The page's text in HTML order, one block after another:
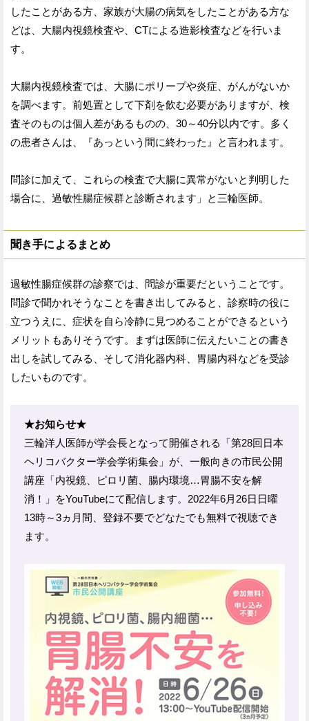
したことがある方、家族が大腸の病気をしたことがある方な
どは、大腸内視鏡検査や、CTによる造影検査などを行いま
す。
大腸内視鏡検査では、大腸にポリープや炎症、がんがないか
を調べます。前処置として下剤を飲む必要がありますが、検
査そのものは個人差があるものの、30～40分以内です。多く
の患者さんは、『あっという間に終わった』と言われます。
問診に加えて、これらの検査で大腸に異常がないと判明した
場合に、過敏性腸症候群と診断されます」と三輪医師。
聞き手によるまとめ
過敏性腸症候群の診察では、問診が重要だということです。
問診で聞かれそうなことを書き出してみると、診察時の役に
立つうえに、症状を自ら冷静に見つめることができるという
メリットもありそうです。まずは医師に伝えたいことの書き
出しを試してみる、そして消化器内科、胃腸内科などを受診
したいものです。
★お知らせ★
三輪洋人医師が学会長となって開催される「第28回日本
ヘリコバクター学会学術集会」が、一般向きの市民公開
講座「内視鏡、ピロリ菌、腸内環境…胃腸不安を解
消！」をYouTubeにて配信します。2022年6月26日日曜
13時～3ヵ月間、登録不要でどなたでも無料で視聴でき
ます。